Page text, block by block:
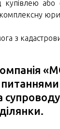
або
з